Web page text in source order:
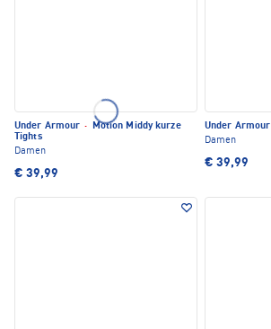
Under Armour ·
Motion Middy kurze
Tights
Damen
€ 39,99
Under Armour
Damen
€ 39,99